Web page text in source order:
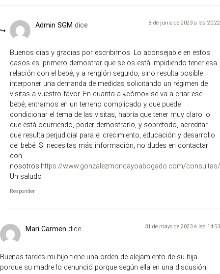
Admin SGM dice: 8 de junio de 2023 a las 20:22
Buenos dias y gracias por escribirnos. Lo aconsejable en estos
casos es, primero demostrar que se os está impidiendo tener esa
relación con el bebé, y a renglón seguido, sino resulta posible
interponer una demanda de medidas solicitando un régimen de
visitas a vuestro favor. En cuanto a «cómo» se va a criar ese
bebé, entramos en un terreno complicado y que puede
condicionar el tema de las visitas, habría que tener muy claro lo
que está ocurriendo, poder demostrarlo, y sobretodo, acreditar
que resulta perjudicial para el crecimiento, educación y desarrollo
del bebé. Si necesitas más información, no dudes en contactar
con
nosotros.https://www.gonzalezmoncayoabogado.com/consultas/
Un saludo
Responder
Mari Carmen dice: 31 de mayo de 2023 a las 14:53
Buenas tardes mi hijo tiene una orden de alejamiento de su hija
porque su madre lo denunció porque según ella en una discusión